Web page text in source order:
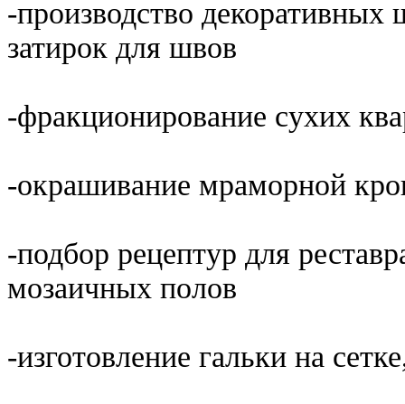
-производство
затирок для швов
-фракционирование сухих
-окрашивание мраморной
-подбор рецептур для
мозаичных полов
-изготовление гальки на